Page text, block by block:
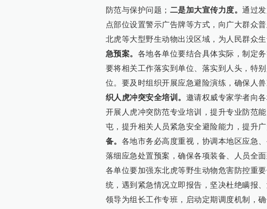
防范与保护问题； 二是加大宣传力度。 通过
点部位设置警示广告牌等方式，向广大群众
北虎等大型野生动物出没区域，为人民群众生
急预案。 各地各单位要结合具体实际，制定
要将相关工作落实到单位、落实到人头，特
位。要及时组织开展应急避险演练，确保人
织人虎冲突安全培训。 邀请权威专家学者向
开展人虎冲突防范专业培训，提升专业防范
屯，提升相关人员紧急安全避险能力，提升广
备。 各地市务必高度重视，协调本地区应急
落细应急处置预案，确保各项装备、人员全面
各单位要加强东北虎等野生动物危害防控重
统，遇到紧急情况立即报告，坚决杜绝瞒报
领导为组长工作专班，启动定期调度机制，